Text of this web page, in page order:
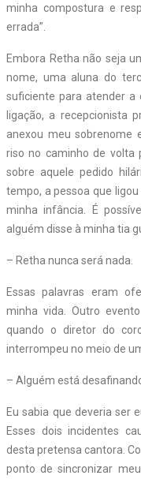
minha compostura e
errada”.
Embora Retha não seja
nome, uma aluna do
suficiente para atender a
ligação, a recepcionista
anexou meu sobrenome
riso no caminho de volta
sobre aquele pedido
tempo, a pessoa que
minha infância. É
alguém disse à minha tia
– Retha nunca será nada.
Essas palavras eram
minha vida. Outro
quando o diretor do
interrompeu no meio de
– Alguém está
Eu sabia que deveria ser
Esses dois incidentes
desta pretensa cantora.
ponto de sincronizar